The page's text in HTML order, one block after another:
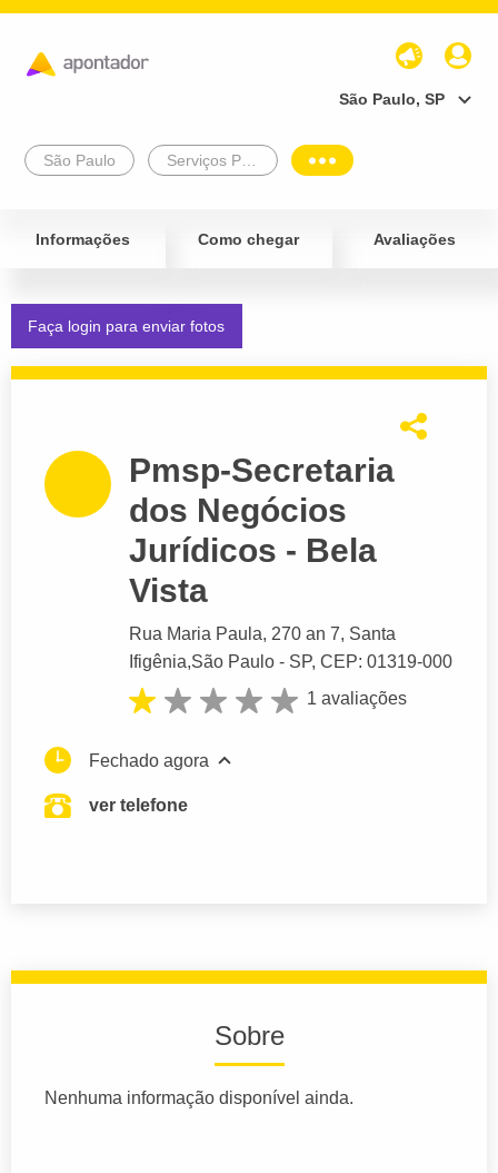
São Paulo, SP
São Paulo
Informações Como chegar Avaliações
Faça login para enviar fotos
Pmsp-Secretaria
dos Negócios
Jurídicos - Bela
Vista
Rua Maria Paula, 270 an 7, Santa
Ifigênia,São Paulo - SP, CEP: 01319-000
1 avaliações
Fechado agora
ver telefone
Sobre
Nenhuma informação disponível ainda.